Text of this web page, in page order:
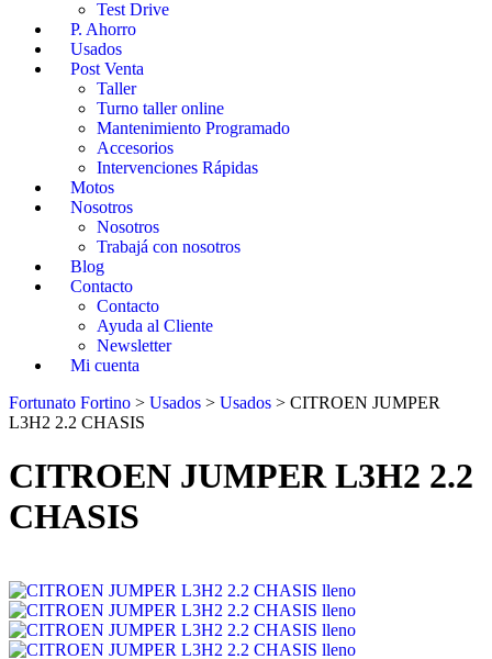
Test Drive
P. Ahorro
Usados
Post Venta
Taller
Turno taller online
Mantenimiento Programado
Accesorios
Intervenciones Rápidas
Motos
Nosotros
Nosotros
Trabajá con nosotros
Blog
Contacto
Contacto
Ayuda al Cliente
Newsletter
Mi cuenta
Fortunato Fortino > Usados > Usados > CITROEN JUMPER
L3H2 2.2 CHASIS
CITROEN JUMPER L3H2 2.2
CHASIS